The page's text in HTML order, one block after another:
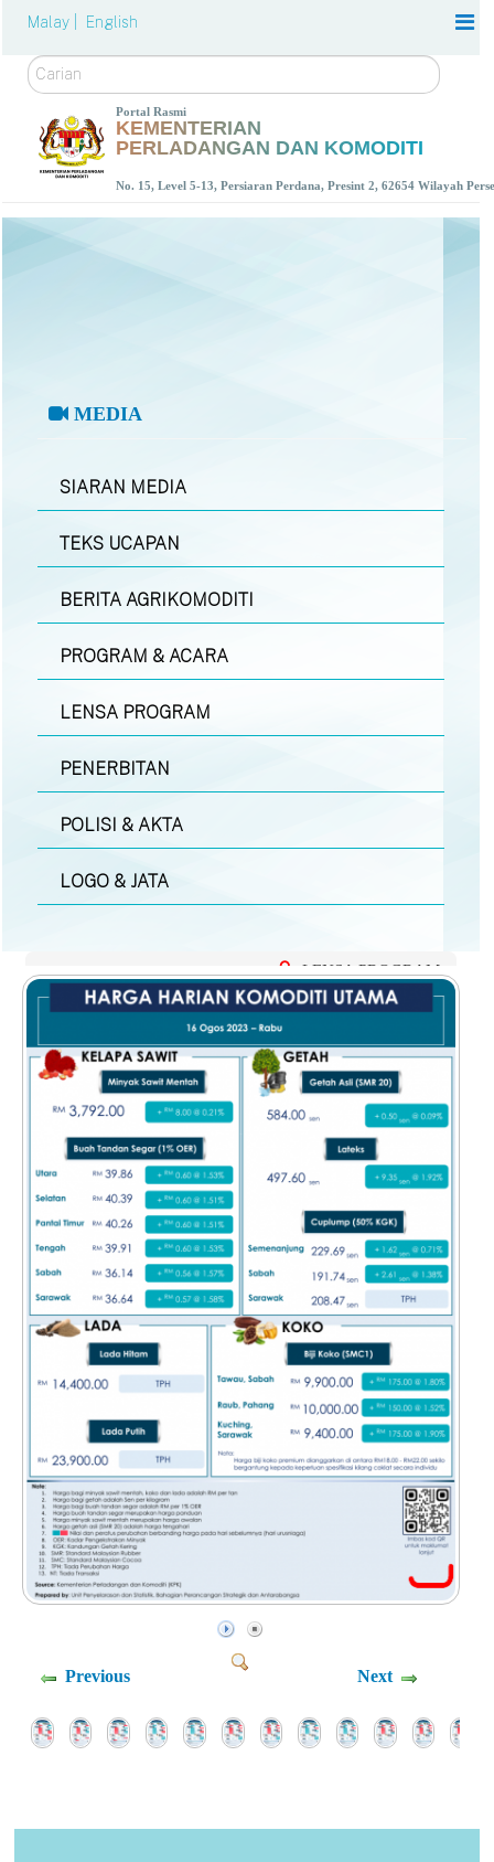
Malay | English
Carian
Portal Rasmi
KEMENTERIAN
PERLADANGAN DAN KOMODITI
No. 15, Level 5-13, Persiaran Perdana, Presint 2, 62654 Wilayah
MEDIA
SIARAN MEDIA
TEKS UCAPAN
BERITA AGRIKOMODITI
PROGRAM & ACARA
LENSA PROGRAM
PENERBITAN
POLISI & AKTA
LOGO & JATA
LENSA PROGRAM
Previous Next